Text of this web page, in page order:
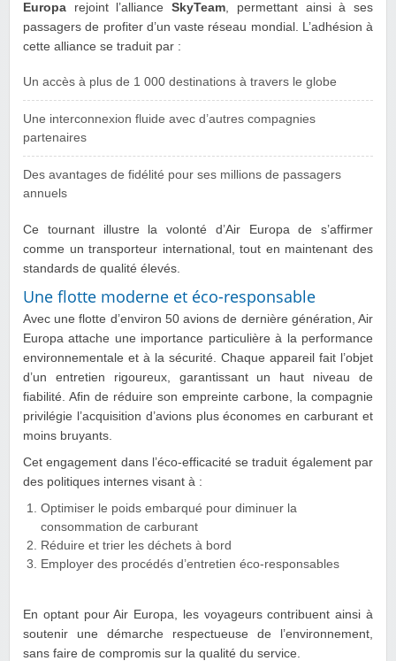
Europa rejoint l’allianceSkyTeam, permettant ainsi à ses
passagers de profiter d’un vaste réseau mondial. L’adhésion à
cette alliance se traduit par :
Un accès à plus de 1 000 destinations à travers le globe
Une interconnexion fluide avec d’autres compagnies
partenaires
Des avantages de fidélité pour ses millions de passagers
annuels
Ce tournant illustre la volonté d’Air Europa de s’affirmer
comme un transporteur international, tout en maintenant des
standards de qualité élevés.
Une flotte moderne et éco-responsable
Avec une flotte d’environ 50 avions de dernière génération, Air
Europa attache une importance particulière à la performance
environnementale et à la sécurité. Chaque appareil fait l’objet
d’un entretien rigoureux, garantissant un haut niveau de
fiabilité. Afin de réduire son empreinte carbone, la compagnie
privilégie l’acquisition d’avions plus économes en carburant et
moins bruyants.
Cet engagement dans l’éco-efficacité se traduit également par
des politiques internes visant à :
Optimiser le poids embarqué pour diminuer la
consommation de carburant
Réduire et trier les déchets à bord
Employer des procédés d’entretien éco-responsables
En optant pour Air Europa, les voyageurs contribuent ainsi à
soutenir une démarche respectueuse de l’environnement,
sans faire de compromis sur la qualité du service.